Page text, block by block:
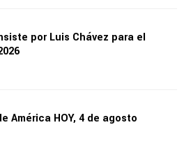
por Luis Chávez para el
América HOY, 4 de agosto